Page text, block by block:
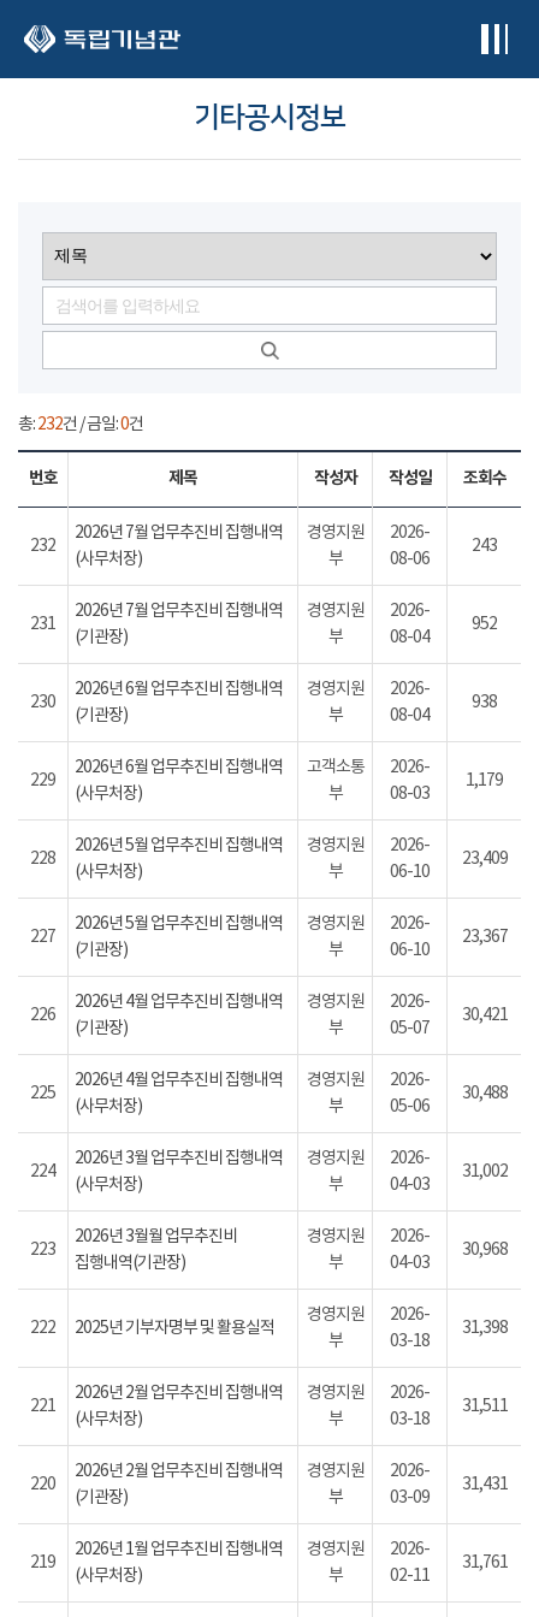
기타공시정보
총:232건 / 금일:0건
번호 제목 작성자 작성일 조회수
232
2026년 7월 업무추진비 집행내역
(사무처장)
경영지원
부
2026-
08-06
243
231
2026년 7월 업무추진비 집행내역
(기관장)
경영지원
부
2026-
08-04
952
230
2026년 6월 업무추진비 집행내역
(기관장)
경영지원
부
2026-
08-04
938
229
2026년 6월 업무추진비 집행내역
(사무처장)
고객소통
부
2026-
08-03
1,179
228
2026년 5월 업무추진비 집행내역
(사무처장)
경영지원
부
2026-
06-10
23,409
227
2026년 5월 업무추진비 집행내역
(기관장)
경영지원
부
2026-
06-10
23,367
226
2026년 4월 업무추진비 집행내역
(기관장)
경영지원
부
2026-
05-07
30,421
225
2026년 4월 업무추진비 집행내역
(사무처장)
경영지원
부
2026-
05-06
30,488
224
2026년 3월 업무추진비 집행내역
(사무처장)
경영지원
부
2026-
04-03
31,002
223
2026년 3월월 업무추진비
집행내역(기관장)
경영지원
부
2026-
04-03
30,968
222 2025년 기부자명부 및 활용실적
경영지원
부
2026-
03-18
31,398
221
2026년 2월 업무추진비 집행내역
(사무처장)
경영지원
부
2026-
03-18
31,511
220
2026년 2월 업무추진비 집행내역
(기관장)
경영지원
부
2026-
03-09
31,431
219
2026년 1월 업무추진비 집행내역
(사무처장)
경영지원
부
2026-
02-11
31,761